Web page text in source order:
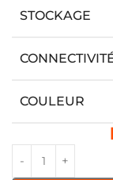
STOCKAGE
COULEUR